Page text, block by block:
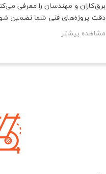
برق‌کاران و مهندسان را معرفی
دقت پروژه‌های فنی شما تضمین
مشاهده بیشتر